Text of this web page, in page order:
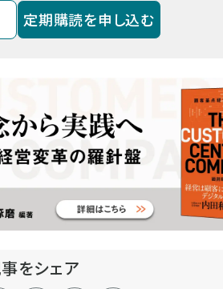
定期購読を申し込む
をシェア